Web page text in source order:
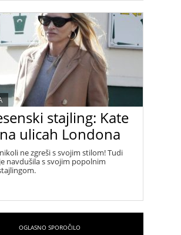
stajling: Kate
ulicah Londona
ne zgreši s svojim stilom! Tudi
navdušila s svojim popolnim